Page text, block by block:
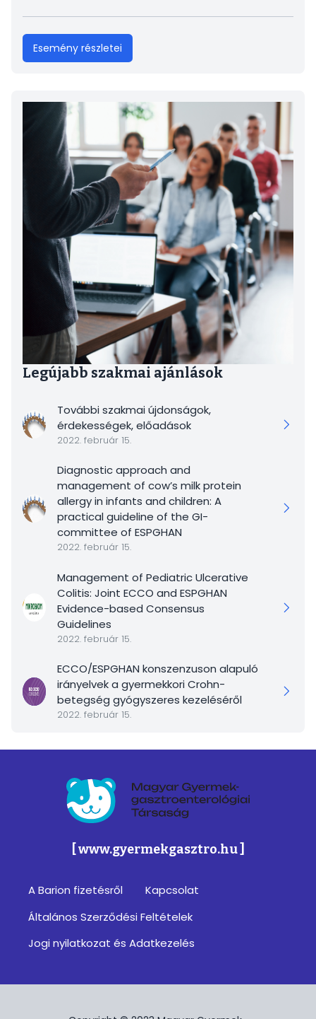
Esemény részletei
Legújabb szakmai ajánlások
További szakmai újdonságok,
érdekességek, előadások
2022. február 15.
Diagnostic approach and
management of cow’s milk protein
allergy in infants and children: A
practical guideline of the GI-
committee of ESPGHAN
2022. február 15.
Management of Pediatric Ulcerative
Colitis: Joint ECCO and ESPGHAN
Evidence-based Consensus
Guidelines
2022. február 15.
ECCO/ESPGHAN konszenzuson alapuló
irányelvek a gyermekkori Crohn-
betegség gyógyszeres kezeléséről
2022. február 15.
[ www.gyermekgasztro.hu ]
A Barion fizetésről
Kapcsolat
Általános Szerződési Feltételek
Jogi nyilatkozat és Adatkezelés